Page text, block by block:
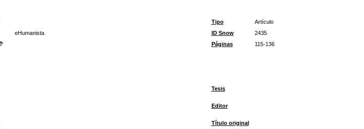
Tipo
Artículo
eHumanista ID Snow
2435
Páginas
115-136
Tesis
Editor
Título original